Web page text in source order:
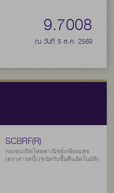
9.7008
ณ วันที่ 5 ส.ค. 2569
SCBRF(R)
กองทุนเปิดไทยพาณิชย์เกษียณสุข
(ตราสารหนี้) (ชนิดรับซื้อคืนอัตโนมัติ)